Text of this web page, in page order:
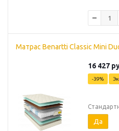
Матрас Benartti Classic Mini
16 427
-39%
Да